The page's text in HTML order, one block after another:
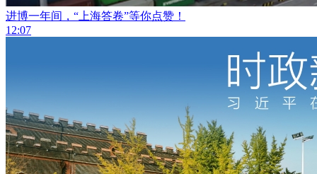
进博一年间，“上海答卷”等你点赞！
12:07